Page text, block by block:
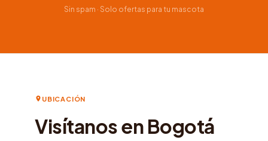
Sin spam · Solo ofertas para tu mascota
UBICACIÓN
Visítanos en Bogotá